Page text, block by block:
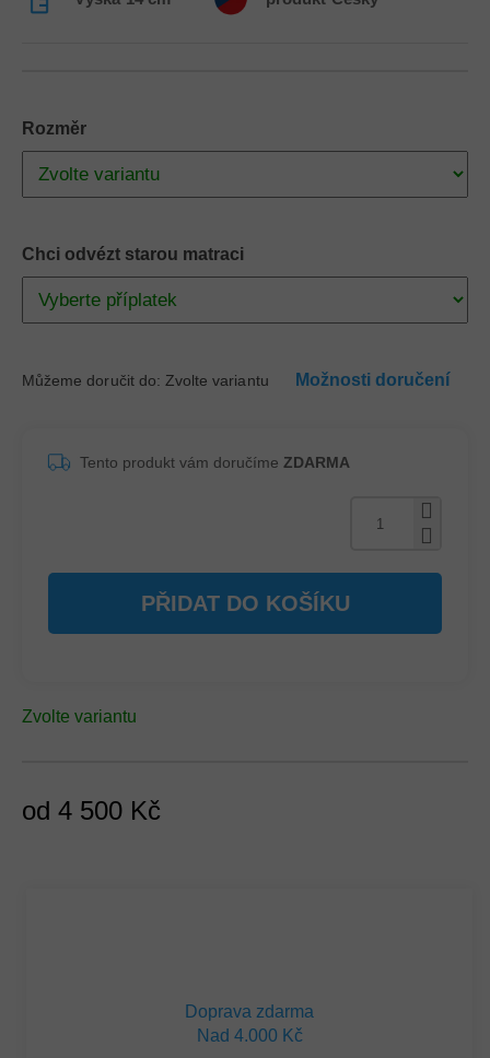
od 4 500 Kč
Zvolte variantu
Rozměr
Chci odvézt starou matraci
Můžeme doručit do: Zvolte variantu Možnosti doručení
PŘIDAT DO KOŠÍKU
Tento produkt vám doručíme ZDARMA
Doprava zdarma
Nad 4.000 Kč